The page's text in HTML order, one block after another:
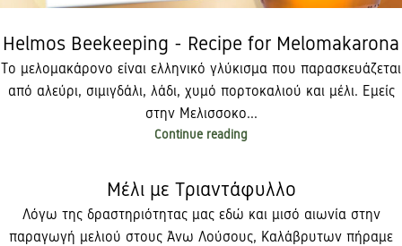
Helmos Beekeeping - Recipe for Melomakarona
Το μελομακάρονο είναι ελληνικό γλύκισμα που παρασκευάζεται
από αλεύρι, σιμιγδάλι, λάδι, χυμό πορτοκαλιού και μέλι. Εμείς
στην Μελισσοκο...
Continue reading
Μέλι με Τριαντάφυλλο
Λόγω της δραστηριότητας μας εδώ και μισό αιωνία στην
παραγωγή μελιού στους Άνω Λούσους, Καλάβρυτων πήραμε